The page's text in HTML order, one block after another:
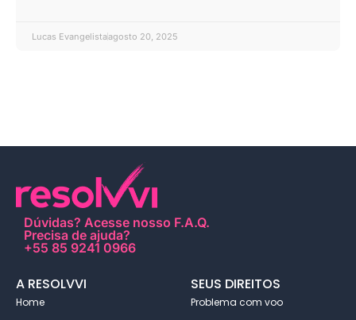
Lucas Evangelistaagosto 20, 2025
Dúvidas? Acesse nosso F.A.Q.
Precisa de ajuda?
+55 85 9241 0966
A RESOLVVI
Home
SEUS DIREITOS
Problema com voo